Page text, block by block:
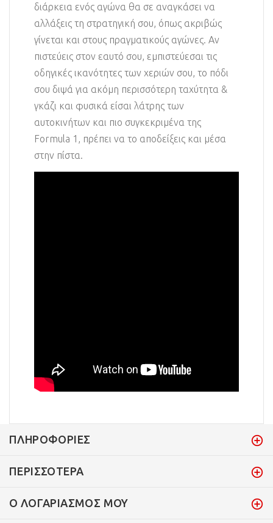
διάρκεια ενός αγώνα θα σε αναγκάσει να
αλλάξεις τη στρατηγική σου, όπως ακριβώς
γίνεται και στους πραγματικούς αγώνες. Αν
πιστεύεις στον εαυτό σου, εμπιστεύεσαι τις
οδηγικές ικανότητες των χεριών σου, το πόδι
σου διψά για ακόμη περισσότερη ταχύτητα &
γκάζι και φυσικά είσαι λάτρης των
αυτοκινήτων και πιο συγκεκριμένα της
Formula 1, πρέπει να το αποδείξεις και μέσα
στην πίστα.
ΠΛΗΡΟΦΟΡΊΕΣ
ΠΕΡΙΣΣΌΤΕΡΑ
Ο ΛΟΓΑΡΙΑΣΜΌΣ ΜΟΥ